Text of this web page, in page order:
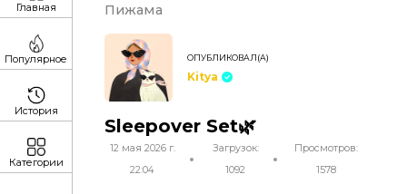
Пижама
ОПУБЛИКОВАЛ(А)
Kitya
Sleepover Set🌿
12 мая 2026 г.
22:04
Загрузок:
1092
Просмотров:
1578
Главная
Популярное
История
Категории